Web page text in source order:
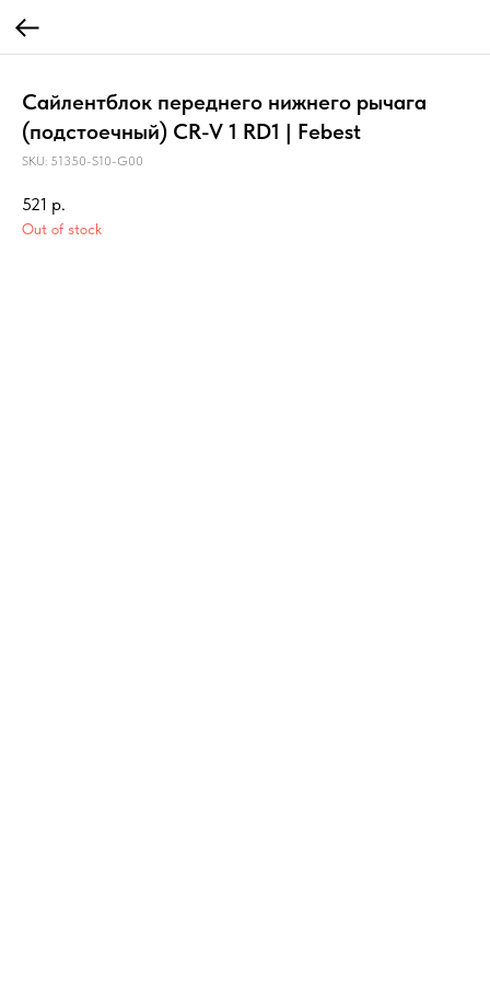
Сайлентблок переднего нижнего рычага
(подстоечный) CR-V 1 RD1 | Febest
SKU: 51350-S10-G00
521 р.
Out of stock